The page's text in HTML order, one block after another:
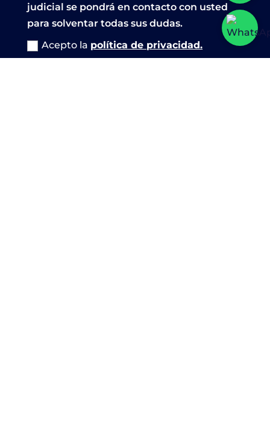
judicial se pondrá en contacto con usted
para solventar todas sus dudas.
Acepto la política de privacidad.